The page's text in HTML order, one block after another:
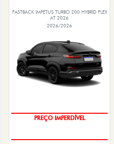
FASTBACK IMPETUS TURBO 200 HYBRID FLEX
AT 2026
2026/2026
PREÇO IMPERDÍVEL